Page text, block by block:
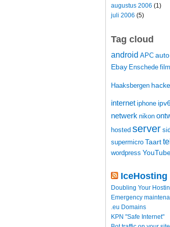
augustus 2006 (1)
juli 2006 (5)
Tag cloud
android APC auto
Ebay Enschede film
Haaksbergen
internet iphone
netwerk nikon
hosted server
supermicro Taart
wordpress
IceHosting
Doubling Your
Emergency
.eu Domains
KPN "Safe Internet"